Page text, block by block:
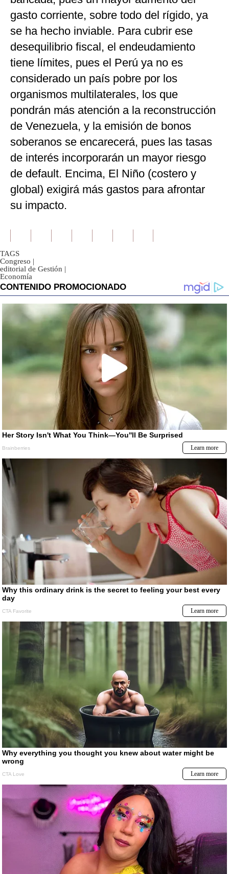
gasto corriente, sobre todo del rígido, ya
se ha hecho inviable. Para cubrir ese
desequilibrio fiscal, el endeudamiento
tiene límites, pues el Perú ya no es
considerado un país pobre por los
organismos multilaterales, los que
pondrán más atención a la reconstrucción
de Venezuela, y la emisión de bonos
soberanos se encarecerá, pues las tasas
de interés incorporarán un mayor riesgo
de default. Encima, El Niño (costero y
global) exigirá más gastos para afrontar
su impacto.
TAGS
Congreso |
editorial de Gestión |
Economía